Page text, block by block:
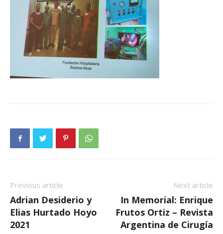
Previous article
Adrian Desiderio y
Elias Hurtado Hoyo
2021
Next article
In Memorial: Enrique
Frutos Ortiz – Revista
Argentina de Cirugía